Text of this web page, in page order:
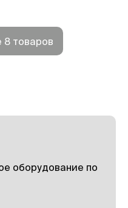
товаров
оборудование по